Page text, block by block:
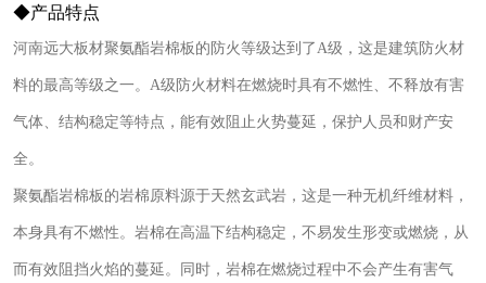
◆产品特点
河南远大板材聚氨酯岩棉板的防火等级达到了 A级，这是建筑防火材
料的最高等级之一。A级防火材料在燃烧时具有不燃性、不释放有害
气体、结构稳定等特点，能有效阻止火势蔓延，保护人员和财产安
全。
聚氨酯岩棉板的岩棉原料源于天然玄武岩，这是一种无机纤维材料，
本身具有不燃性。岩棉在高温下结构稳定，不易发生形变或燃烧，从
而有效阻挡火焰的蔓延。同时，岩棉在燃烧过程中不会产生有害气